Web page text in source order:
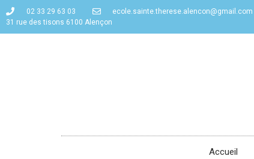
02 33 29 63 03 ecole.sainte.therese.alencon@gmail.com
31 rue des tisons 6100 Alençon
Accueil